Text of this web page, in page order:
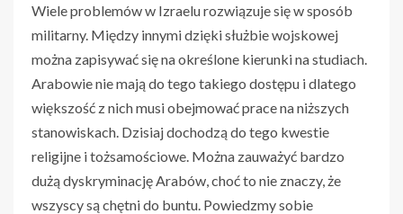
Wiele problemów w Izraelu rozwiązuje się w sposób
militarny. Między innymi dzięki służbie wojskowej
można zapisywać się na określone kierunki na studiach.
Arabowie nie mają do tego takiego dostępu i dlatego
większość z nich musi obejmować prace na niższych
stanowiskach. Dzisiaj dochodzą do tego kwestie
religijne i tożsamościowe. Można zauważyć bardzo
dużą dyskryminację Arabów, choć to nie znaczy, że
wszyscy są chętni do buntu. Powiedzmy sobie